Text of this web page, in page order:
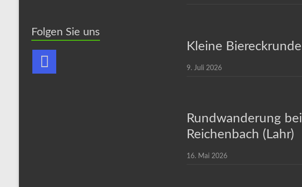
Folgen Sie uns
Kleine Biereckrunde
9. Juli 2026
Rundwanderung bei
Reichenbach (Lahr)
16. Mai 2026